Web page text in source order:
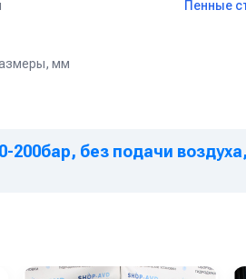
Пенные
мм
200бар, без подачи